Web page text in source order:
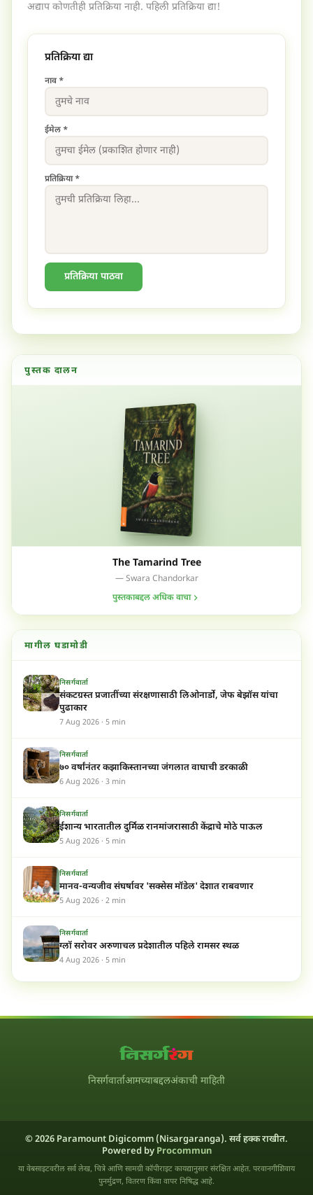
अद्याप कोणतीही प्रतिक्रिया नाही. पहिली प्रतिक्रिया द्या!
प्रतिक्रिया द्या
नाव *
ईमेल *
प्रतिक्रिया *
प्रतिक्रिया पाठवा
पुस्तक दालन
The Tamarind Tree
— Swara Chandorkar
पुस्तकाबद्दल अधिक वाचा
मागील घडामोडी
निसर्गवार्ता
संकटग्रस्त प्रजातींच्या संरक्षणासाठी लिओनार्डो, जेफ बेझॉस यांचा
पुढाकार
7 Aug 2026 · 5 min
निसर्गवार्ता
७० वर्षांनंतर कझाकिस्तानच्या जंगलात वाघाची डरकाळी
6 Aug 2026 · 3 min
निसर्गवार्ता
ईशान्य भारतातील दुर्मिळ रानमांजरासाठी केंद्राचे मोठे पाऊल
5 Aug 2026 · 5 min
निसर्गवार्ता
मानव-वन्यजीव संघर्षावर 'सक्सेस मॉडेल' देशात राबवणार
5 Aug 2026 · 2 min
निसर्गवार्ता
ग्लॉ सरोवर अरुणाचल प्रदेशातील पहिले रामसर स्थळ
4 Aug 2026 · 5 min
निसर्गवार्ताआमच्याबद्दलअंकाची माहिती
© 2026 Paramount Digicomm (Nisargaranga). सर्व हक्क राखीत.
Powered by Procommun
या वेबसाइटवरील सर्व लेख, चित्रे आणि सामग्री कॉपीराइट कायद्यानुसार संरक्षित आहेत. परवानगीशिवाय
पुनर्मुद्रण, वितरण किंवा वापर निषिद्ध आहे.